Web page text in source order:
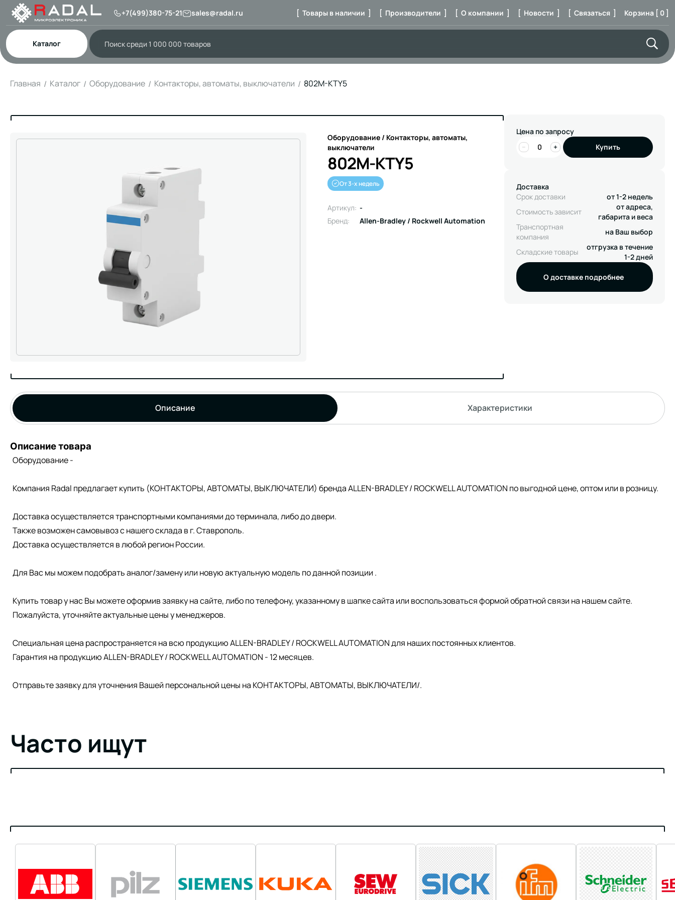
+7(499)380-75-21 sales@radal.ru [ Товары в наличии ] [ Производители ] [ О компании ] [ Новости ] [ Связаться ] Корзина [ 0 ]
Каталог
Главная Каталог Оборудование Контакторы, автоматы, выключатели 802M-KTY5
Оборудование / Контакторы, автоматы,
выключатели
802M-KTY5
От 3-х недель
Артикул: -
Бренд:
Allen-Bradley / Rockwell Automation
Цена по запросу
−
+ Купить
Доставка
Срок доставки
от 1-2 недель
Стоимость зависит
от адреса,
габарита и веса
Транспортная
компания
на Ваш выбор
Складские товары
отгрузка в течение
1-2 дней
О доставке подробнее
Описание Характеристики
Описание товара
Оборудование -
Компания Radal предлагает купить (КОНТАКТОРЫ, АВТОМАТЫ, ВЫКЛЮЧАТЕЛИ) бренда ALLEN-BRADLEY / ROCKWELL AUTOMATION по выгодной цене, оптом или в розницу.
Доставка осуществляется транспортными компаниями до терминала, либо до двери.
Также возможен самовывоз с нашего склада в г. Ставрополь.
Доставка осуществляется в любой регион России.
Для Вас мы можем подобрать аналог/замену или новую актуальную модель по данной позиции .
Купить товар у нас Вы можете оформив заявку на сайте, либо по телефону, указанному в шапке сайта или воспользоваться формой обратной связи на нашем сайте.
Пожалуйста, уточняйте актуальные цены у менеджеров.
Специальная цена распространяется на всю продукцию ALLEN-BRADLEY / ROCKWELL AUTOMATION для наших постоянных клиентов.
Гарантия на продукцию ALLEN-BRADLEY / ROCKWELL AUTOMATION - 12 месяцев.
Отправьте заявку для уточнения Вашей персональной цены на КОНТАКТОРЫ, АВТОМАТЫ, ВЫКЛЮЧАТЕЛИ/.
Часто ищут